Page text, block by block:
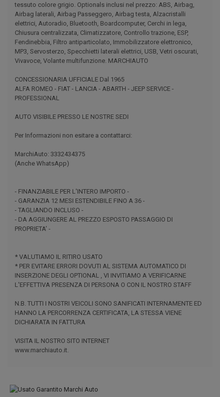
tessuto colore grigio. Optionals inclusi nel prezzo: ABS, Airbag,
Airbag laterali, Airbag Passeggero, Airbag testa, Alzacristalli
elettrici, Autoradio, Bluetooth, Boardcomputer, Cerchi in lega,
Chiusura centralizzata, Climatizzatore, Controllo trazione, ESP,
Fendinebbia, Filtro antiparticolato, Immobilizzatore elettronico,
MP3, Servosterzo, Specchietti laterali elettrici, USB, Vetri oscurati,
Vivavoce, Volante multifunzione. MARCHIAUTO
CONCESSIONARIA UFFICIALE Dal 1965
ALFA ROMEO - FIAT - LANCIA - ABARTH - JEEP SERVICE -
PROFESSIONAL
AUTO VISIBILE PRESSO LE NOSTRE SEDI
Per Informazioni non esitare a contattarci:
MarchiAuto: 3332434375
(Anche WhatsApp)
- FINANZIABILE PER L'INTERO IMPORTO -
- GARANZIA 12 MESI ESTENDIBILE FINO A 36 -
- TAGLIANDO INCLUSO -
- DA AGGIUNGERE AL PREZZO ESPOSTO PASSAGGIO DI
PROPRIETA’ -
* VALUTIAMO IL RITIRO USATO
* PER EVITARE ERRORI DOVUTI AL SISTEMA AUTOMATICO DI
INSERZIONE DEGLI OPTIONAL , VI INVITIAMO A VERIFICARNE
L'EFFETTIVA PRESENZA DI PERSONA O CON IL NOSTRO STAFF
N.B. TUTTI I NOSTRI VEICOLI SONO SANIFICATI INTERNAMENTE ED
HANNO LA PERCORRENZA CERTIFICATA, LA STESSA VIENE
DICHIARATA IN FATTURA
VISITA IL NOSTRO SITO INTERNET
www.marchiauto.it.